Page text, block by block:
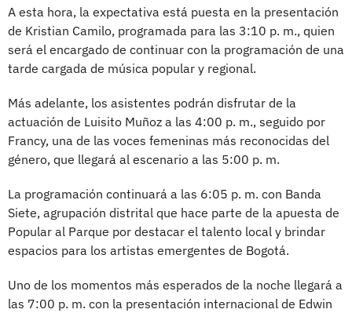
A esta hora, la expectativa está puesta en la presentación
de Kristian Camilo, programada para las 3:10 p. m., quien
será el encargado de continuar con la programación de una
tarde cargada de música popular y regional.
Más adelante, los asistentes podrán disfrutar de la
actuación de Luisito Muñoz a las 4:00 p. m., seguido por
Francy, una de las voces femeninas más reconocidas del
género, que llegará al escenario a las 5:00 p. m.
La programación continuará a las 6:05 p. m. con Banda
Siete, agrupación distrital que hace parte de la apuesta de
Popular al Parque por destacar el talento local y brindar
espacios para los artistas emergentes de Bogotá.
Uno de los momentos más esperados de la noche llegará a
las 7:00 p. m. con la presentación internacional de Edwin